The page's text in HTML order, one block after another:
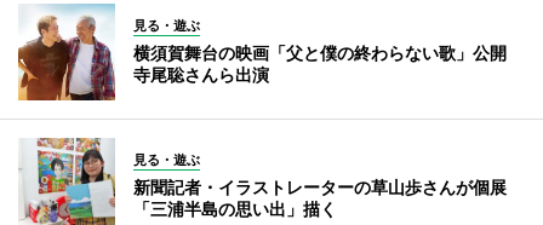
見る・遊ぶ
横須賀舞台の映画「父と僕の終わらない歌」公開
寺尾聡さんら出演
見る・遊ぶ
新聞記者・イラストレーターの草山歩さんが個展
「三浦半島の思い出」描く